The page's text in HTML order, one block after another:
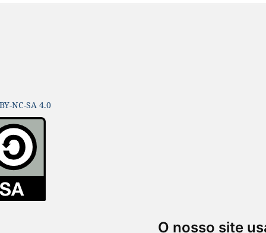
O nosso site
NC-SA 4.0